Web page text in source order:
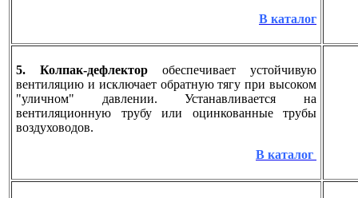
В каталог
5. Колпак-дефлектор обеспечивает устойчивую
вентиляцию и исключает обратную тягу при высоком
"уличном" давлении. Устанавливается на
вентиляционную трубу или оцинкованные трубы
воздуховодов.
В каталог